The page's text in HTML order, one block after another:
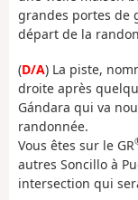
grandes portes de
départ de la
(D/A) La piste,
droite après
Gándara qui va
randonnée.
Vous êtes sur le GR
autres Soncillo à
intersection qui